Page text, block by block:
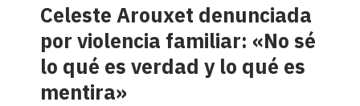
Celeste Arouxet denunciada
por violencia familiar: «No sé
lo qué es verdad y lo qué es
mentira»